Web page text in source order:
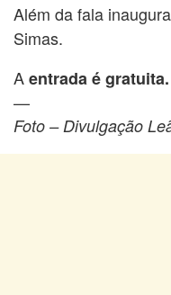
Além da fala
Simas.
Aentrada é gratuita.
—
Foto – Divulgação